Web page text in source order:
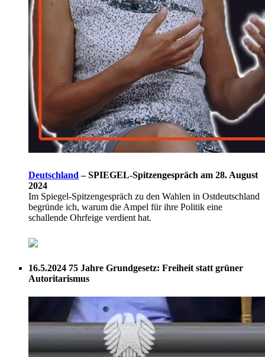
Deutschland – SPIEGEL-Spitzengespräch am 28. August
2024
Im Spiegel-Spitzengespräch zu den Wahlen in Ostdeutschland
begründe ich, warum die Ampel für ihre Politik eine
schallende Ohrfeige verdient hat.
16.5.2024 75 Jahre Grundgesetz: Freiheit statt grüner
Autoritarismus